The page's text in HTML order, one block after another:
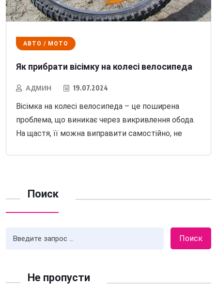
АВТО / МОТО
Як прибрати вісімку на колесі велосипеда
АДМИН 19.07.2024
Вісімка на колесі велосипеда – це поширена
проблема, що виникає через викривлення обода.
На щастя, її можна виправити самостійно, не
Поиск
Поиск
Не пропусти